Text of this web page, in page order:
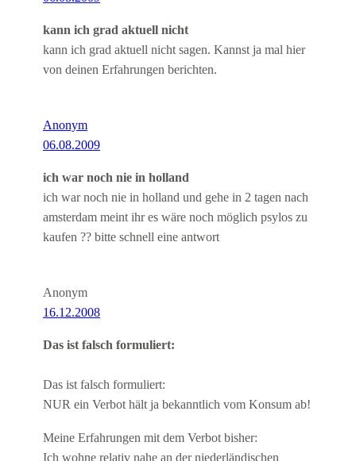
kann ich grad aktuell nicht
kann ich grad aktuell nicht sagen. Kannst ja mal hier
von deinen Erfahrungen berichten.
Anonym
06.08.2009
ich war noch nie in holland
ich war noch nie in holland und gehe in 2 tagen nach
amsterdam meint ihr es wäre noch möglich psylos zu
kaufen ?? bitte schnell eine antwort
Anonym
16.12.2008
Das ist falsch formuliert:
Das ist falsch formuliert:
NUR ein Verbot hält ja bekanntlich vom Konsum ab!
Meine Erfahrungen mit dem Verbot bisher:
Ich wohne relativ nahe an der niederländischen